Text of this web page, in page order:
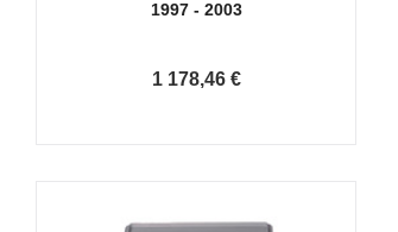
1997 - 2003
1 178,46 €